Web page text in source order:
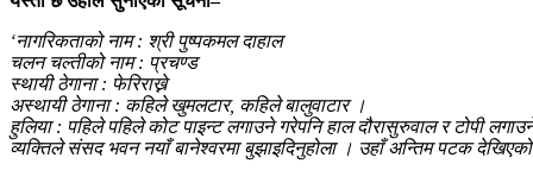
‘नागरिकताको नाम : श्री पुष्पकमल दाहाल
चलन चल्तीको नाम : प्रचण्ड
स्थायी ठेगाना : फेरिराख्ने
अस्थायी ठेगाना : कहिले खुमलटार, कहिले बालुवाटार ।
हुलिया : पहिले पहिले कोट पाइन्ट लगाउने गरेपनि हाल दौरासुरुवाल र टोपी
व्यक्तिले संसद भवन नयाँ बानेश्वरमा बुझाइदिनुहोला । उहाँ अन्तिम पटक